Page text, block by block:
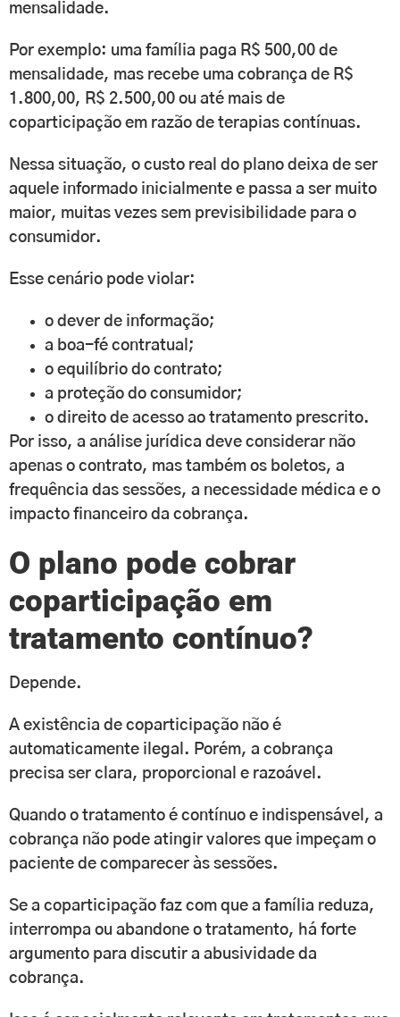
mensalidade.
Por exemplo: uma família paga R$ 500,00 de
mensalidade, mas recebe uma cobrança de R$
1.800,00, R$ 2.500,00 ou até mais de
coparticipação em razão de terapias contínuas.
Nessa situação, o custo real do plano deixa de ser
aquele informado inicialmente e passa a ser muito
maior, muitas vezes sem previsibilidade para o
consumidor.
Esse cenário pode violar:
o dever de informação;
a boa-fé contratual;
o equilíbrio do contrato;
a proteção do consumidor;
o direito de acesso ao tratamento prescrito.
Por isso, a análise jurídica deve considerar não
apenas o contrato, mas também os boletos, a
frequência das sessões, a necessidade médica e o
impacto financeiro da cobrança.
O plano pode cobrar
coparticipação em
tratamento contínuo?
Depende.
A existência de coparticipação não é
automaticamente ilegal. Porém, a cobrança
precisa ser clara, proporcional e razoável.
Quando o tratamento é contínuo e indispensável, a
cobrança não pode atingir valores que impeçam o
paciente de comparecer às sessões.
Se a coparticipação faz com que a família reduza,
interrompa ou abandone o tratamento, há forte
argumento para discutir a abusividade da
cobrança.